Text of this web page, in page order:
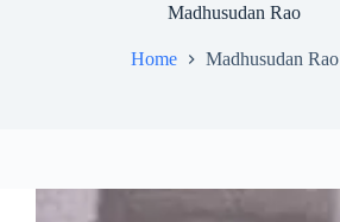
Madhusudan Rao
Home Madhusudan Rao